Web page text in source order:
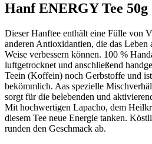
Hanf ENERGY Tee 50g
Dieser Hanftee enthält eine Fülle von
anderen Antioxidantien, die das Leben
Weise verbessern können. 100 %
luftgetrocknet und anschließend
Teein (Koffein) noch Gerbstoffe und
bekömmlich. Aas spezielle
sorgt für die belebenden und
Mit hochwertigen Lapacho, dem
diesem Tee neue Energie tanken.
runden den Geschmack ab.